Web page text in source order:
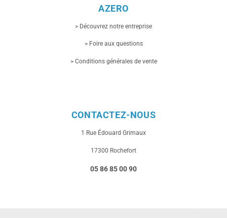
AZERO
> Découvrez notre entreprise
> Foire aux questions
> Conditions générales de vente
CONTACTEZ-NOUS
1 Rue Édouard Grimaux
17300 Rochefort
05 86 85 00 90